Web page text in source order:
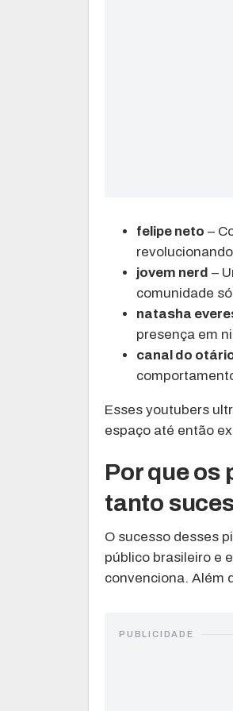
felipe neto –
jovem nerd –
comunidade
natasha
presença em
canal do
Esses youtubers
espaço até então
Por que os
tanto
O sucesso desses
público brasileiro e
convenciona. Além
PUBLICIDADE